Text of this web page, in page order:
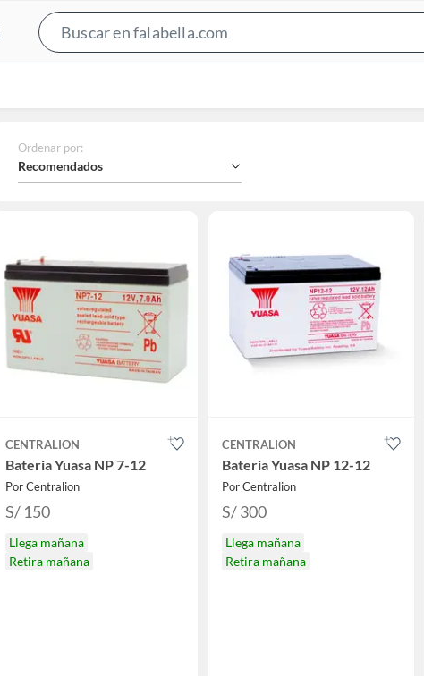
Bar
Ordenar por:
Recomendados
CENTRALION
Bateria Yuasa NP 7-12
Por Centralion
S/ 150
Llega mañana
Retira mañana
CENTRALION
Bateria Yuasa NP 12-12
Por Centralion
S/ 300
Llega mañana
Retira mañana